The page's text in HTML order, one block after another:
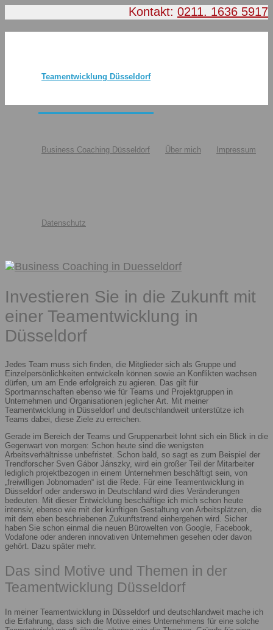
Kontakt: 0211. 1636 5917
Teamentwicklung Düsseldorf
Business Coaching Düsseldorf Über mich Impressum
Datenschutz
Investieren Sie in die Zukunft mit
einer Teamentwicklung in
Düsseldorf
Jedes Team muss sich finden, die Mitglieder sich als Gruppe und
Einzelpersönlichkeiten entwickeln können sowie an Konflikten wachsen
dürfen, um am Ende erfolgreich zu agieren. Das gilt für
Sportmannschaften ebenso wie für Teams und Projektgruppen in
Unternehmen und Organisationen jeglicher Art. Mit meiner
Teamentwicklung in Düsseldorf und deutschlandweit unterstütze ich
Teams dabei, diese Ziele zu erreichen.
Gerade im Bereich der Teams und Gruppenarbeit lohnt sich ein Blick in die
Gegenwart von morgen: Schon heute sind die wenigsten
Arbeitsverhältnisse unbefristet. Schon bald, so sagt es zum Beispiel der
Trendforscher Sven Gábor Jánszky, wird ein großer Teil der Mitarbeiter
lediglich projektbezogen in einem Unternehmen beschäftigt sein, von
„freiwilligen Jobnomaden“ ist die Rede. Für eine Teamentwicklung in
Düsseldorf oder anderswo in Deutschland wird dies Veränderungen
bedeuten. Mit dieser Entwicklung beschäftige ich mich schon heute
intensiv, ebenso wie mit der künftigen Gestaltung von Arbeitsplätzen, die
mit dem eben beschriebenen Zukunftstrend einhergehen wird. Sicher
haben Sie schon einmal die neuen Bürowelten von Google, Facebook,
Vodafone oder anderen innovativen Unternehmen gesehen oder davon
gehört. Dazu später mehr.
Das sind Motive und Themen in der
Teamentwicklung Düsseldorf
In meiner Teamentwicklung in Düsseldorf und deutschlandweit mache ich
die Erfahrung, dass sich die Motive eines Unternehmens für eine solche